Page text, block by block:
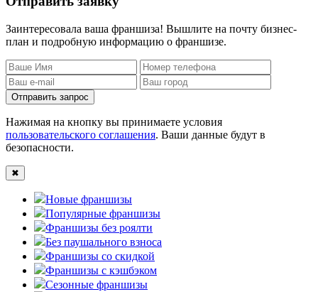
Заинтересовала ваша франшиза! Вышлите на почту бизнес-
план и подробную информацию о франшизе.
Отправить запрос
Нажимая на кнопку вы принимаете условия
пользовательского соглашения. Ваши данные будут в
безопасности.
✖
Новые франшизы
Популярные франшизы
Франшизы без роялти
Без паушального взноса
Франшизы со скидкой
Франшизы с кэшбэком
Сезонные франшизы